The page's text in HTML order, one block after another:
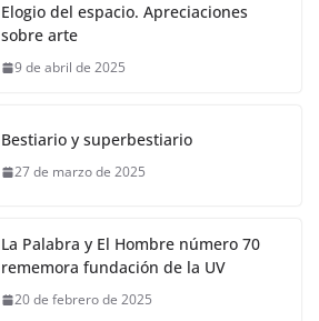
Elogio del espacio. Apreciaciones
sobre arte
9 de abril de 2025
Bestiario y superbestiario
27 de marzo de 2025
La Palabra y El Hombre número 70
rememora fundación de la UV
20 de febrero de 2025